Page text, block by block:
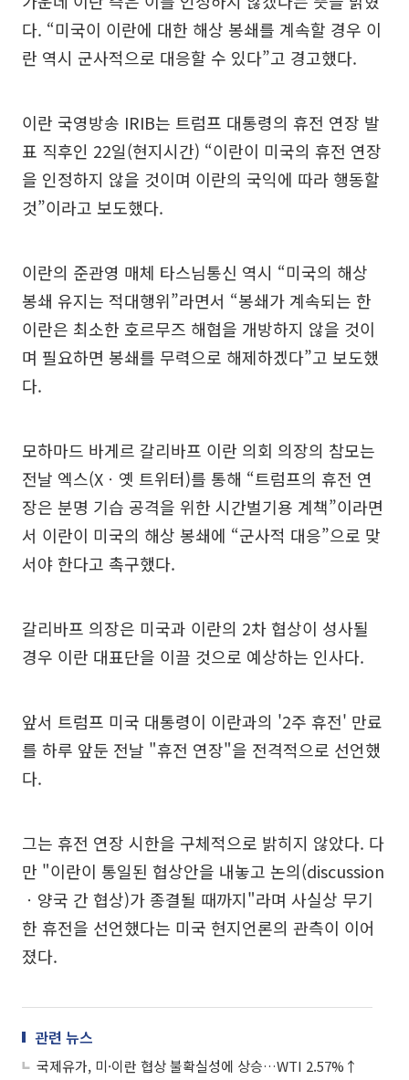
다. “미국이 이란에 대한 해상 봉쇄를 계속할 경우 이
란 역시 군사적으로 대응할 수 있다”고 경고했다.
이란 국영방송 IRIB는 트럼프 대통령의 휴전 연장 발
표 직후인 22일(현지시간) “이란이 미국의 휴전 연장
을 인정하지 않을 것이며 이란의 국익에 따라 행동할
것”이라고 보도했다.
이란의 준관영 매체 타스님통신 역시 “미국의 해상
봉쇄 유지는 적대행위”라면서 “봉쇄가 계속되는 한
이란은 최소한 호르무즈 해협을 개방하지 않을 것이
며 필요하면 봉쇄를 무력으로 해제하겠다”고 보도했
다.
모하마드 바게르 갈리바프 이란 의회 의장의 참모는
전날 엑스(Xㆍ옛 트위터)를 통해 “트럼프의 휴전 연
장은 분명 기습 공격을 위한 시간벌기용 계책”이라면
서 이란이 미국의 해상 봉쇄에 “군사적 대응”으로 맞
서야 한다고 촉구했다.
갈리바프 의장은 미국과 이란의 2차 협상이 성사될
경우 이란 대표단을 이끌 것으로 예상하는 인사다.
앞서 트럼프 미국 대통령이 이란과의 '2주 휴전' 만료
를 하루 앞둔 전날 "휴전 연장"을 전격적으로 선언했
다.
그는 휴전 연장 시한을 구체적으로 밝히지 않았다. 다
만 "이란이 통일된 협상안을 내놓고 논의(discussion
ㆍ양국 간 협상)가 종결될 때까지"라며 사실상 무기
한 휴전을 선언했다는 미국 현지언론의 관측이 이어
졌다.
관련 뉴스
국제유가, 미·이란 협상 불확실성에 상승…WTI 2.57%↑